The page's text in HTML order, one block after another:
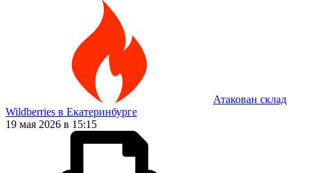
Атакован склад
Wildberries в Екатеринбурге
19 мая 2026 в 15:15